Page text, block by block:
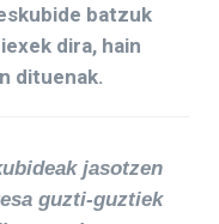
batzuk
dira, hain
dituenak.
jasotzen
guzti-guztiek